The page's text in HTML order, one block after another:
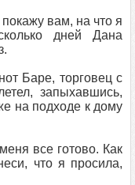
вам, на что я
дней Дана
Баре, торговец с
запыхавшись,
на подходе к дому
все готово. Как
что я просила,